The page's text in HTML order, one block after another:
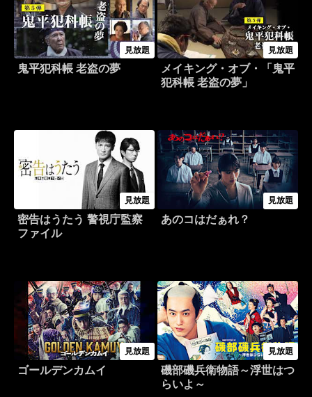
見放題
鬼平犯科帳 老盗の夢
見放題
メイキング・オブ・「鬼平
犯科帳 老盗の夢」
見放題
密告はうたう 警視庁監察
ファイル
見放題
あのコはだぁれ？
見放題
ゴールデンカムイ
見放題
磯部磯兵衛物語～浮世はつ
らいよ～